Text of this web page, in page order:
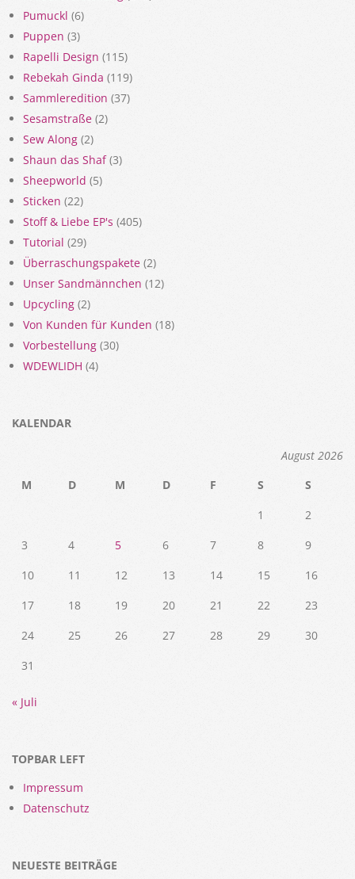
Pumuckl (6)
Puppen (3)
Rapelli Design (115)
Rebekah Ginda (119)
Sammleredition (37)
Sesamstraße (2)
Sew Along (2)
Shaun das Shaf(3)
Sheepworld (5)
Sticken (22)
Stoff & Liebe EP's (405)
Tutorial (29)
Überraschungspakete (2)
Unser Sandmännchen (12)
Upcycling (2)
Von Kunden für Kunden (18)
Vorbestellung (30)
WDEWLIDH (4)
KALENDAR
August 2026
M
D M D F S
S
1
2
3
4 5 6 7 8
9
10
11 12 13 14 15
16
17
18 19 20 21 22
23
24
25 26 27 28 29
30
31
« Juli
TOPBAR LEFT
Impressum
Datenschutz
NEUESTE BEITRÄGE